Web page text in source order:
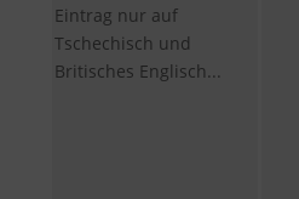
Eintrag nur auf
Tschechisch und
Britisches Englisch...